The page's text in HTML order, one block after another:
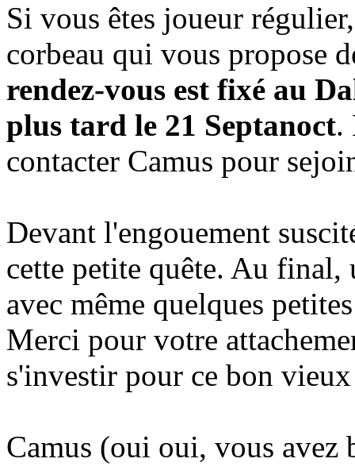
Si vous êtes joueur
corbeau qui vous propose
rendez-vous est fixé au
plus tard le 21 Septanoct.
contacter Camus pour
Devant l'engouement
cette petite quête. Au final,
avec même quelques
Merci pour votre
s'investir pour ce bon
Camus (oui oui, vous avez